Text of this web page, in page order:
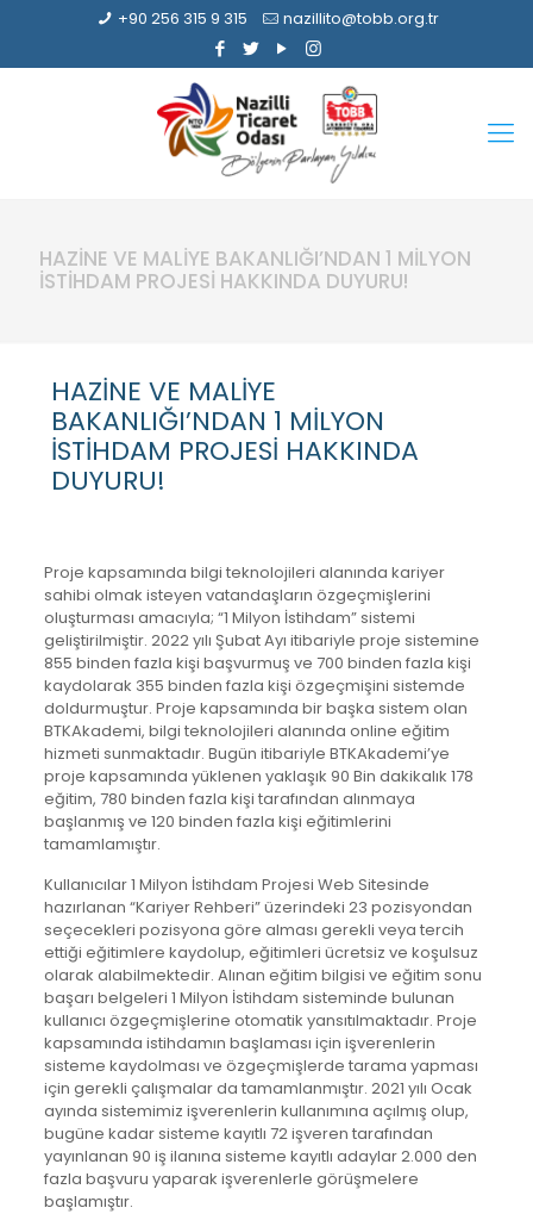
+90 256 315 9 315 nazillito@tobb.org.tr
HAZİNE VE MALİYE BAKANLIĞI’NDAN 1 MİLYON
İSTİHDAM PROJESİ HAKKINDA DUYURU!
HAZİNE VE MALİYE
BAKANLIĞI’NDAN 1 MİLYON
İSTİHDAM PROJESİ HAKKINDA
DUYURU!
Proje kapsamında bilgi teknolojileri alanında kariyer
sahibi olmak isteyen vatandaşların özgeçmişlerini
oluşturması amacıyla; “1 Milyon İstihdam” sistemi
geliştirilmiştir. 2022 yılı Şubat Ayı itibariyle proje sistemine
855 binden fazla kişi başvurmuş ve 700 binden fazla kişi
kaydolarak 355 binden fazla kişi özgeçmişini sistemde
doldurmuştur. Proje kapsamında bir başka sistem olan
BTKAkademi, bilgi teknolojileri alanında online eğitim
hizmeti sunmaktadır. Bugün itibariyle BTKAkademi’ye
proje kapsamında yüklenen yaklaşık 90 Bin dakikalık 178
eğitim, 780 binden fazla kişi tarafından alınmaya
başlanmış ve 120 binden fazla kişi eğitimlerini
tamamlamıştır.
Kullanıcılar 1 Milyon İstihdam Projesi Web Sitesinde
hazırlanan “Kariyer Rehberi” üzerindeki 23 pozisyondan
seçecekleri pozisyona göre alması gerekli veya tercih
ettiği eğitimlere kaydolup, eğitimleri ücretsiz ve koşulsuz
olarak alabilmektedir. Alınan eğitim bilgisi ve eğitim sonu
başarı belgeleri 1 Milyon İstihdam sisteminde bulunan
kullanıcı özgeçmişlerine otomatik yansıtılmaktadır. Proje
kapsamında istihdamın başlaması için işverenlerin
sisteme kaydolması ve özgeçmişlerde tarama yapması
için gerekli çalışmalar da tamamlanmıştır. 2021 yılı Ocak
ayında sistemimiz işverenlerin kullanımına açılmış olup,
bugüne kadar sisteme kayıtlı 72 işveren tarafından
yayınlanan 90 iş ilanına sisteme kayıtlı adaylar 2.000 den
fazla başvuru yaparak işverenlerle görüşmelere
başlamıştır.